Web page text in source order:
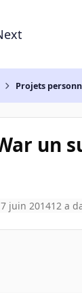
Projets
un
juin 201412 a